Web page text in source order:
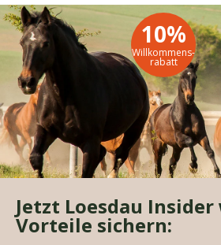
10%
Willkommens-
rabatt
Jetzt Loesdau
Vorteile sichern: